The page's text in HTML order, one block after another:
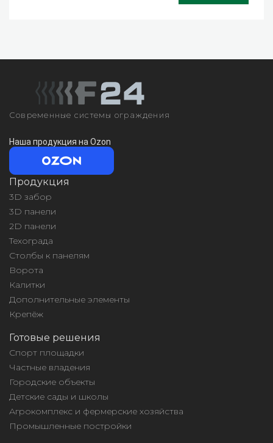
Современные системы ограждения
Наша продукция на Ozon
Продукция
3D забор
3D панели
2D панели
Техограда
Столбы к панелям
Ворота
Калитки
Дополнительные элементы
Крепёж
Готовые решения
Спорт площадки
Частные владения
Городские объекты
Детские сады и школы
Агрокомплекс и фермерские хозяйства
Промышленные постройки